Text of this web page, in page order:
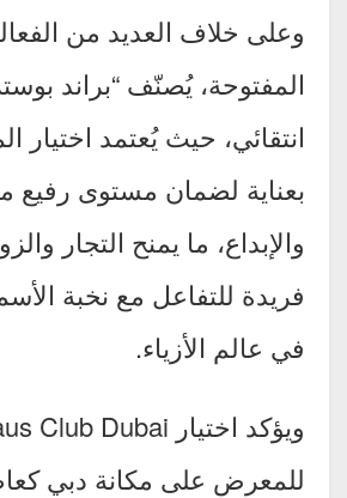
وعلى خلاف العديد من
المفتوحة، يُصنّف “براند
انتقائي، حيث يُعتمد اختيار
بعناية لضمان مستوى رفيع
والإبداع، ما يمنح التجار
فريدة للتفاعل مع نخبة
في عالم الأزياء.
للمعرض على مكانة دبي